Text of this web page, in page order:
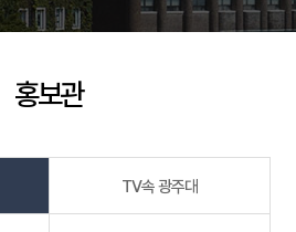
홍보관
TV속 광주대